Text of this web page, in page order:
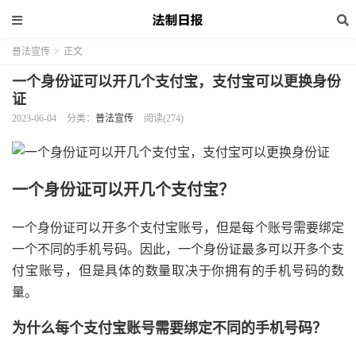
普法宣传 > 正文
一个身份证可以开几个支付宝，支付宝可以更换身份
证
2023-06-04 分类： 普法宣传 阅读(274)
一个身份证可以开几个支付宝？
一个身份证可以开多个支付宝账号，但是每个账号需要绑定
一个不同的手机号码。因此，一个身份证最多可以开多个支
付宝账号，但是具体的数量取决于你拥有的手机号码的数
量。
为什么每个支付宝账号需要绑定不同的手机号码？